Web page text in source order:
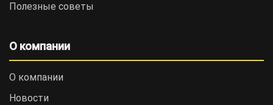
Полезные советы
О компании
О компании
Новости